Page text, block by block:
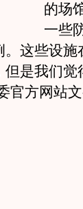
的场
一些
这些设施
是我们觉
官方网站